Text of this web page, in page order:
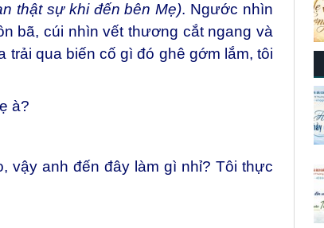
thật sự khi đến bên Mẹ). Ngước nhìn
bã, cúi nhìn vết thương cắt ngang và
trải qua biến cố gì đó ghê gớm lắm, tôi
à?
vậy anh đến đây làm gì nhỉ? Tôi thực